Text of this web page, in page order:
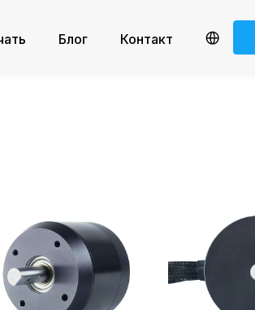
Блог Контакт